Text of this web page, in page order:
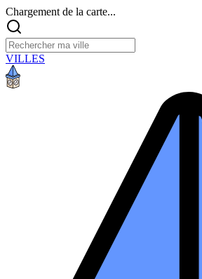
Chargement de la carte...
VILLES